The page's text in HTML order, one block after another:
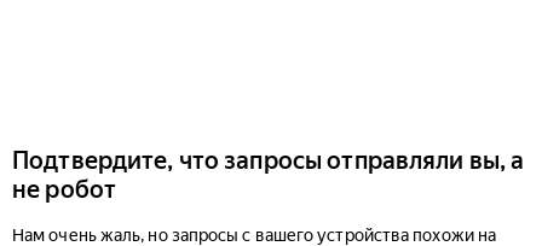
Подтвердите, что запросы отправляли вы, а
не робот
Нам очень жаль, но запросы с вашего устройства похожи на